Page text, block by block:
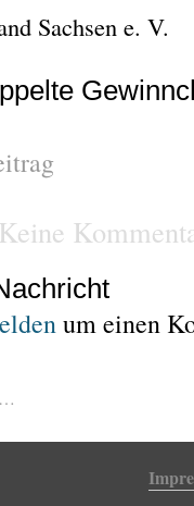
Sachsen e. V.
Keine
um einen
…